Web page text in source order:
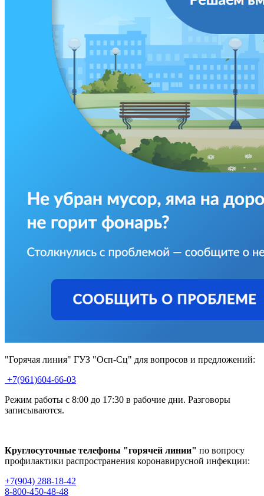
"Горячая линия" ГУЗ "Осп-Сц" для вопросов и предложений:
+7(961)604-66-03
Режим работы с 8:00 до 17:30 в рабочие дни. Разговоры
записываются.
Круглосуточные телефоны "горячей линии" по вопросу
профилактики распространения коронавирусной инфекции:
+7(904) 288-18-42
8-800-450-48-48